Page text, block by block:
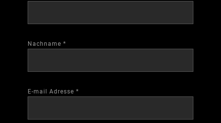
Nachname *
E-mail Adresse *